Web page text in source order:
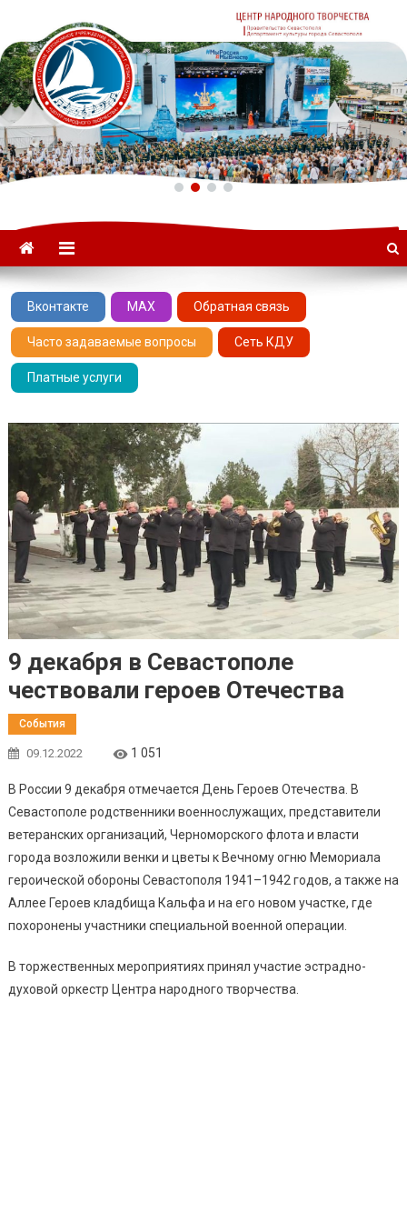
ГАУК «ЦНТ» –
Севастопольский Центр
народного творчества
Вконтакте MAX Обратная связь
Часто задаваемые вопросы Сеть КДУ
Платные услуги
9 декабря в Севастополе
чествовали героев Отечества
События
09.12.2022 1 051
В России 9 декабря отмечается День Героев Отечества. В
Севастополе родственники военнослужащих, представители
ветеранских организаций, Черноморского флота и власти
города возложили венки и цветы к Вечному огню Мемориала
героической обороны Севастополя 1941–1942 годов, а также на
Аллее Героев кладбища Кальфа и на его новом участке, где
похоронены участники специальной военной операции.
В торжественных мероприятиях принял участие эстрадно-
духовой оркестр Центра народного творчества.